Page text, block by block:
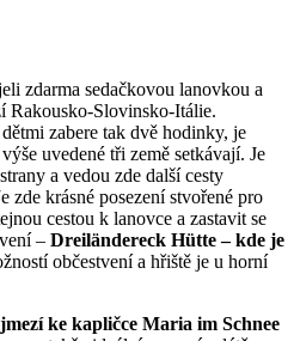
zdarma sedačkovou lanovkou a
Rakousko-Slovinsko-Itálie.
zabere tak dvě hodinky, je
uvedené tři země setkávají. Je
a vedou zde další cesty
zde krásné posezení stvořené pro
cestou k lanovce a zastavit se
– Dreiländereck Hütte – kde je
občestvení a hřiště je u horní
ke kapličce Maria im Schnee